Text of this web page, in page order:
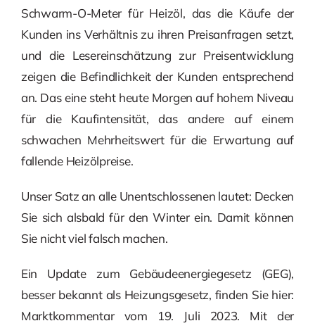
Schwarm-O-Meter für Heizöl, das die Käufe der
Kunden ins Verhältnis zu ihren Preisanfragen setzt,
und die Lesereinschätzung zur Preisentwicklung
zeigen die Befindlichkeit der Kunden entsprechend
an. Das eine steht heute Morgen auf hohem Niveau
für die Kaufintensität, das andere auf einem
schwachen Mehrheitswert für die Erwartung auf
fallende Heizölpreise.
Unser Satz an alle Unentschlossenen lautet: Decken
Sie sich alsbald für den Winter ein. Damit können
Sie nicht viel falsch machen.
Ein Update zum Gebäudeenergiegesetz (GEG),
besser bekannt als Heizungsgesetz, finden Sie hier:
Marktkommentar vom 19. Juli 2023. Mit der